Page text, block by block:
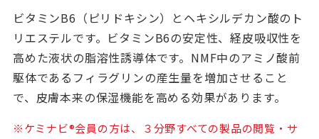
ビタミンB6（ピリドキシン）とヘキシルデカン酸のト
リエステルです。ビタミンB6の安定性、経皮吸収性を
高めた液状の脂溶性誘導体です。NMF中のアミノ酸前
駆体であるフィラグリンの産生量を増加させること
で、皮膚本来の保湿機能を高める効果があります。
※ケミナビ®会員の方は、３分野すべての製品の閲覧・サ